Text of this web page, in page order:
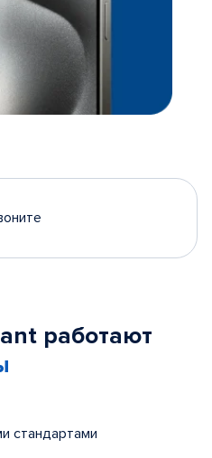
работают
стандартами